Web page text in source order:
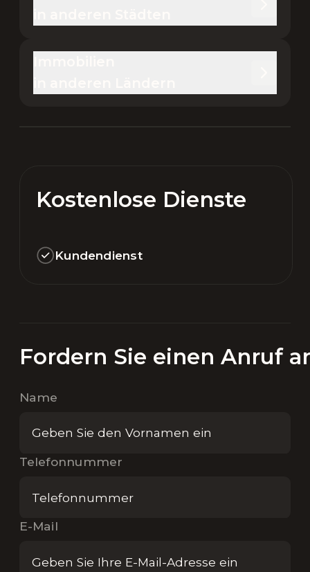
Kostenlose Dienste
Kundendienst
Fordern Sie einen Anruf
Name
Telefonnummer
E-Mail